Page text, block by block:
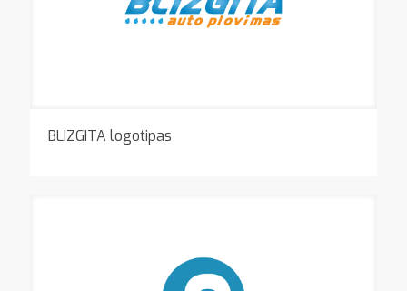
BLIZGITA logotipas